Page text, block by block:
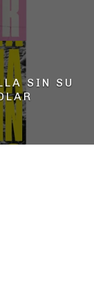
SIN SU